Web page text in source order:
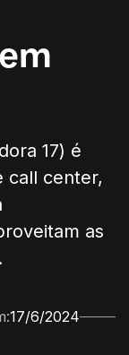
17) é
call center,
as
17/6/2024